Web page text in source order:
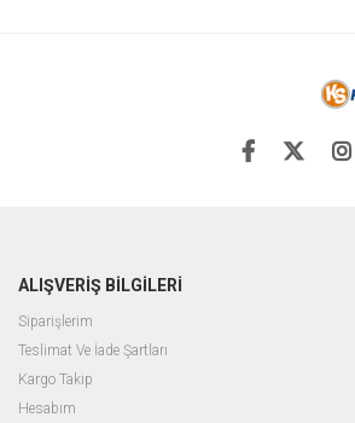
ALIŞVERİŞ BİLGİLERİ
Siparişlerim
Teslimat Ve İade Şartları
Kargo Takip
Hesabım